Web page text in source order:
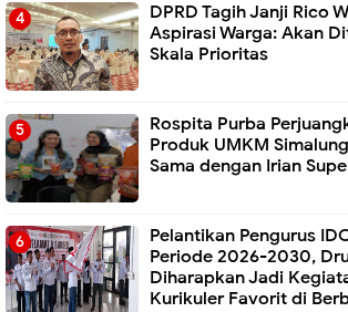
DPRD Tagih Janji Rico
Aspirasi Warga: Akan
Skala Prioritas
Rospita Purba
Produk UMKM
Sama dengan Irian
Pelantikan Pengurus
Periode 2026-2030,
Diharapkan Jadi
Kurikuler Favorit di